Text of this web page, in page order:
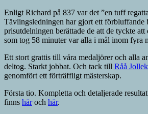
Enligt Richard på 837 var det ”en tuff
Tävlingsledningen har gjort ett förbluffande
prisutdelningen berättade de att de tyckte
som tog 58 minuter var alla i mål inom fyra
Ett stort grattis till våra medaljörer och alla
deltog. Starkt jobbat. Och tack till Råå
genomfört ett förträffligt mästerskap.
Första tio. Kompletta och detaljerade resultat
finns häroch här.